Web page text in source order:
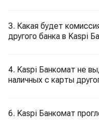
3. Какая будет
другого банка в Kaspi
4. Kaspi Банкомат не
наличных с карты
6. Kaspi Банкомат